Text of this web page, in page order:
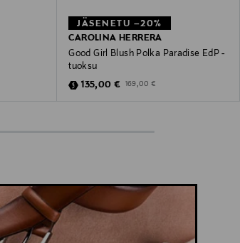
JÄSENETU –20%
CAROLINA HERRERA
Good Girl Blush Polka Paradise EdP -
tuoksu
Discounted Price
135,00 € Original Price
169,00 €